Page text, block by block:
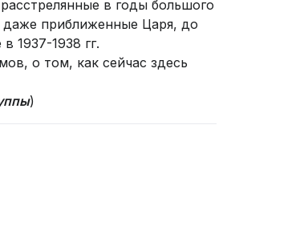
в годы большого
приближенные Царя, до
1937-1938 гг.
о том, как сейчас здесь
)